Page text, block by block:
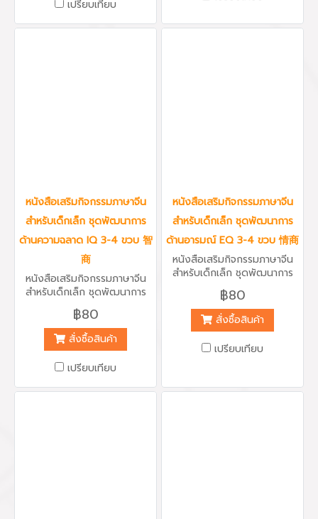
ประเทศจีน แบบเรียนมีคุณภาพนี้
เหมาะแก่ผู้เรียนตั้งแต่ขั้นต้น
เปรียบเทียบ
เขียน ได้ครบทุกทักษะ ผ่าน
แบบฝึกหัดหลากหลายรูปแบบ
หนังสือเสริมกิจกรรมภาษาจีน
สำหรับเด็กเล็ก ชุดพัฒนาการ
ด้านความฉลาด IQ 3-4 ขวบ 智
商
หนังสือเสริมกิจกรรมภาษาจีน
สำหรับเด็กเล็ก ชุดพัฒนาการ
ด้านความฉลาด IQ 3-4 ขวบ 智
商 Intelligence Quotient สี่
สีทั้งเล่ม กระดาษหนา ลายเส้น
สวยงาม พร้อมสติกเกอร์
มากมาย เหมาะกับเด็กเล็ก
อายุ 3-4 ขวบ หนังสือประกอบ
ไปด้วยกิจกรรมสนุกๆเพิ่มทักษะ
฿80
สั่งซื้อสินค้า
เปรียบเทียบ
หนังสือเสริมกิจกรรมภาษาจีน
สำหรับเด็กเล็ก ชุดพัฒนาการ
ด้านอารมณ์ EQ 3-4 ขวบ 情商
หนังสือเสริมกิจกรรมภาษาจีน
สำหรับเด็กเล็ก ชุดพัฒนาการ
ด้านอารมณ์ EQ 3-4 ขวบ 情商
สี่สีทั้งเล่ม กระดาษหนา ลายเส้น
สวยงาม พร้อมสติกเกอร์
มากมาย เหมาะกับเด็กเล็ก
อายุ 3-4 ขวบ หนังสือประกอบ
ไปด้วยกิจกรรมสนุกๆเพิ่มทักษะ
ครูผู้สอนเด็กเล็กเพื่อนำไปเสริม
฿80
สั่งซื้อสินค้า
เปรียบเทียบ